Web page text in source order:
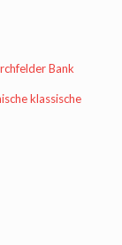
Bank
klassische